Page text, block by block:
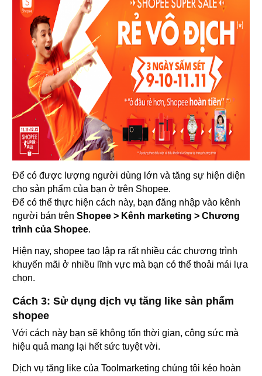
Để có được lượng người dùng lớn và tăng sự hiện diện
cho sản phẩm của bạn ở trên Shopee.
Để có thể thực hiện cách này, bạn đăng nhập vào kênh
người bán trên Shopee > Kênh marketing > Chương
trình của Shopee.
Hiện nay, shopee tạo lập ra rất nhiều các chương trình
khuyến mãi ở nhiều lĩnh vực mà bạn có thể thoải mái lựa
chọn.
Cách 3: Sử dụng dịch vụ tăng like sản phẩm
shopee
Với cách này bạn sẽ không tốn thời gian, công sức mà
hiệu quả mang lại hết sức tuyệt vời.
Dịch vụ tăng like của Toolmarketing chúng tôi kéo hoàn